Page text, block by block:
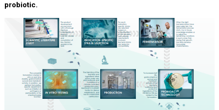
probiotic.